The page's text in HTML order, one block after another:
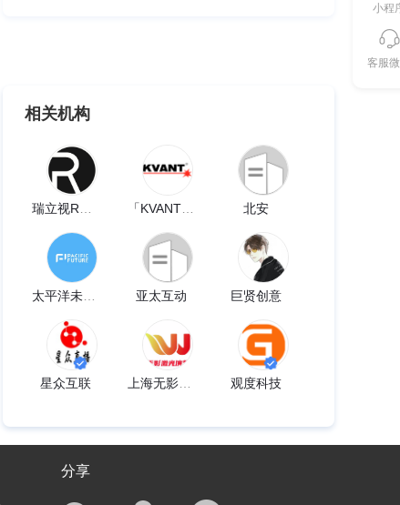
相关机构
「KVANT」科旺特激光 北安
亚太互动 巨贤创意
星众互联 上海无影激光演艺 观度科技
分享
小程
客服